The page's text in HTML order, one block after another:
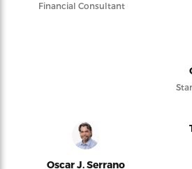
Financial Consultant
Oscar J. Serrano